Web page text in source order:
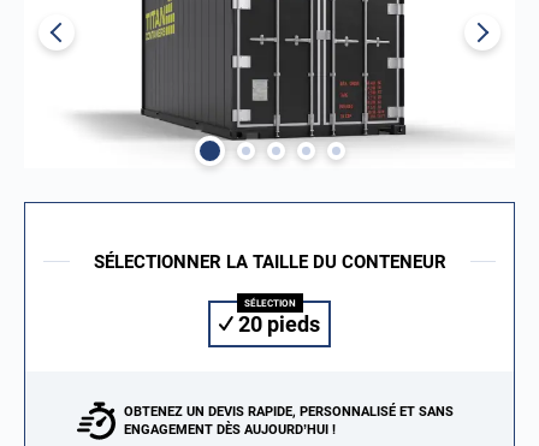
SÉLECTIONNER LA TAILLE DU CONTENEUR
20 pieds
OBTENEZ UN DEVIS RAPIDE, PERSONNALISÉ ET SANS
ENGAGEMENT DÈS AUJOURD’HUI !